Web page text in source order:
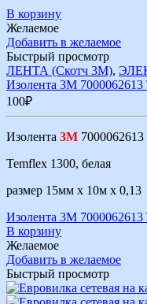
В корзину
Желаемое
Добавить в желаемое
Быстрый просмотр
ЛЕНТА (Скотч 3М),
Изолента 3М 7000062613
100₽
Изолента 3М 7000062613
Temflex 1300, белая
размер 15мм х 10м х 0,13
Изолента 3М 7000062613
В корзину
Желаемое
Добавить в желаемое
Быстрый просмотр